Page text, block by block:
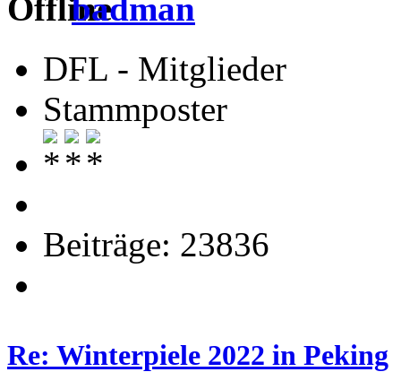
badman
DFL - Mitglieder
Stammposter
Beiträge: 23836
Re: Winterpiele 2022 in Peking